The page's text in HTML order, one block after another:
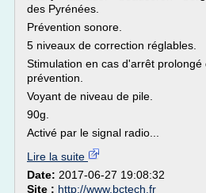
des Pyrénées.
Prévention sonore.
5 niveaux de correction réglables.
Stimulation en cas d'arrêt prolongé
prévention.
Voyant de niveau de pile.
90g.
Activé par le signal radio...
Lire la suite
Date: 2017-06-27 19:08:32
Site : http://www.bctech.fr